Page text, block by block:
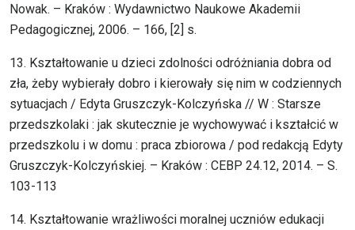
Nowak. – Kraków : Wydawnictwo Naukowe Akademii
Pedagogicznej, 2006. – 166, [2] s.
13. Kształtowanie u dzieci zdolności odróżniania dobra od
zła, żeby wybierały dobro i kierowały się nim w codziennych
sytuacjach / Edyta Gruszczyk-Kolczyńska // W : Starsze
przedszkolaki : jak skutecznie je wychowywać i kształcić w
przedszkolu i w domu : praca zbiorowa / pod redakcją Edyty
Gruszczyk-Kolczyńskiej. – Kraków : CEBP 24.12, 2014. – S.
103-113
14. Kształtowanie wrażliwości moralnej uczniów edukacji